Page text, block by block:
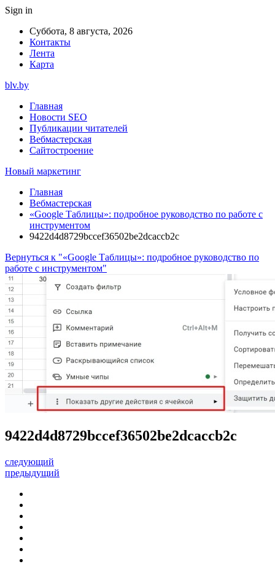
Sign in
Суббота, 8 августа, 2026
Контакты
Лента
Карта
blv.by
Главная
Новости SEO
Публикации читателей
Вебмастерская
Сайтостроение
Новый маркетинг
Главная
Вебмастерская
«Google Таблицы»: подробное руководство по работе с
инструментом
9422d4d8729bccef36502be2dcaccb2c
Вернуться к "«Google Таблицы»: подробное руководство по
работе с инструментом"
9422d4d8729bccef36502be2dcaccb2c
следующий
предыдущий